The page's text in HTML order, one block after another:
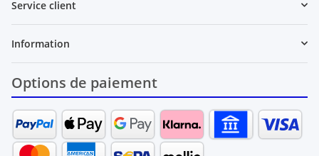
Service client
Information
Options de paiement